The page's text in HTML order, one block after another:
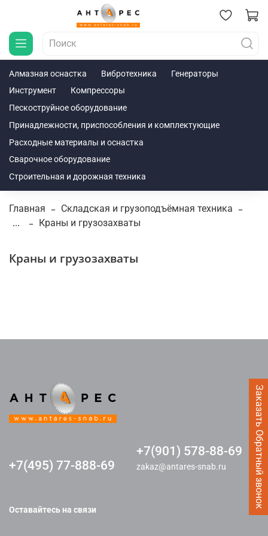
Заказать Обратный звонок
Алмазная оснастка Вибротехника
Генераторы
Инструмент
Компрессоры
Пескоструйное оборудование
Принадлежности, приспособления и комплектующие
Расходные материалы и оснастка
Сварочное оборудование
Строительная и дорожная техника
Главная
Складская и грузоподъёмная техника
...
Краны и грузозахваты
Краны и грузозахваты
+7(495) 77-888-69
+7(901) 578-88-69
zakaz@antares-snab.ru
Оставайтесь на связи